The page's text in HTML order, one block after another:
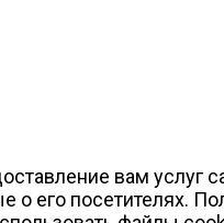
вам услуг
о его посетителях.